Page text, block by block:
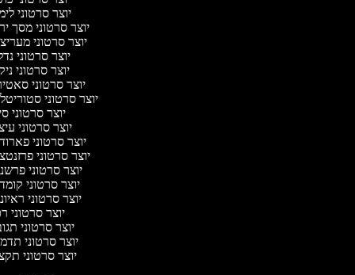
יוצר סרטוני
יוצר סרטוני מסך
יוצר סרטוני
יוצר סרטוני
יוצר סרטוני
יוצר סרטוני
יוצר סרטוני
יוצר סרטוני
יוצר סרטוני
יוצר סרטוני
יוצר סרטוני
יוצר סרטוני
יוצר סרטוני
יוצר סרטוני
יוצר סרטוני
יוצר סרטוני
יוצר סרטוני
יוצר סרטוני